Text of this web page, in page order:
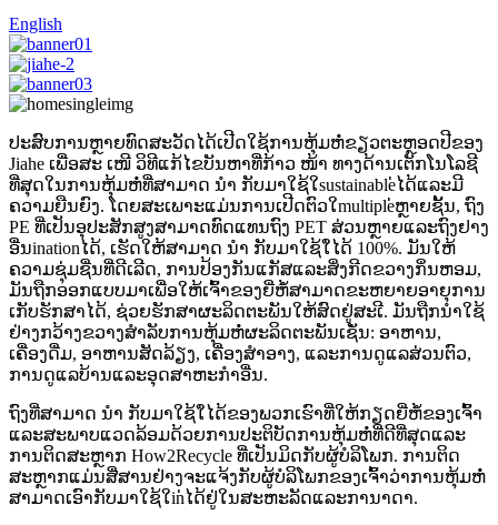
English
ປະສົບການຫຼາຍທົດສະວັດໄດ້ເປີດໃຊ້ການຫຸ້ມຫໍ່ຂຽວຕະຫຼອດປີຂອງ
Jiahe ເພື່ອສະ ເໜີ ວິທີແກ້ໄຂບັນຫາທີ່ກ້າວ ໜ້າ ທາງດ້ານເຕັກໂນໂລຊີ
ທີ່ສຸດໃນການຫຸ້ມຫໍ່ທີ່ສາມາດ ນຳ ກັບມາໃຊ້ໃsustainable່ໄດ້ແລະມີ
ຄວາມຍືນຍົງ. ໂດຍສະເພາະແມ່ນການເປີດຕົວໃmultiple່ຫຼາຍຊັ້ນ, ຖົງ
PE ທີ່ເປັນອຸປະສັກສູງສາມາດທົດແທນຖົງ PET ສ່ວນຫຼາຍແລະຖົງຢາງ
ອື່ນinationໄດ້, ເຮັດໃຫ້ສາມາດ ນຳ ກັບມາໃຊ້ໃ່ໄດ້ 100%. ມັນໃຫ້
ຄວາມຊຸ່ມຊື່ນທີ່ດີເລີດ, ການປ້ອງກັນແກັສແລະສິ່ງກີດຂວາງກິ່ນຫອມ,
ມັນຖືກອອກແບບມາເພື່ອໃຫ້ເຈົ້າຂອງຍີ່ຫໍ້ສາມາດຂະຫຍາຍອາຍຸການ
ເກັບຮັກສາໄດ້, ຊ່ວຍຮັກສາຜະລິດຕະພັນໃຫ້ສົດຢູ່ສະເີ. ມັນຖືກນໍາໃຊ້
ຢ່າງກວ້າງຂວາງສໍາລັບການຫຸ້ມຫໍ່ຜະລິດຕະພັນເຊັ່ນ: ອາຫານ,
ເຄື່ອງດື່ມ, ອາຫານສັດລ້ຽງ, ເຄື່ອງສໍາອາງ, ແລະການດູແລສ່ວນຕົວ,
ການດູແລບ້ານແລະອຸດສາຫະກໍາອື່ນ.
ຖົງທີ່ສາມາດ ນຳ ກັບມາໃຊ້ໃ່ໄດ້ຂອງພວກເຮົາທີ່ໃຫ້ກຽດຍີ່ຫໍ້ຂອງເຈົ້າ
ແລະສະພາບແວດລ້ອມດ້ວຍການປະຕິບັດການຫຸ້ມຫໍ່ທີ່ດີທີ່ສຸດແລະ
ການຕິດສະຫຼາກ How2Recycle ທີ່ເປັນມິດກັບຜູ້ບໍລິໂພກ. ການຕິດ
ສະຫຼາກແມ່ນສື່ສານຢ່າງຈະແຈ້ງກັບຜູ້ບໍລິໂພກຂອງເຈົ້າວ່າການຫຸ້ມຫໍ່
ສາມາດເອົາກັບມາໃຊ້ໃin່ໄດ້ຢູ່ໃນສະຫະລັດແລະການາດາ.